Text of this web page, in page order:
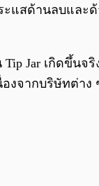
แสด้านลบและ
Jar เกิดขึ้นจ
งจากบริษัทต่